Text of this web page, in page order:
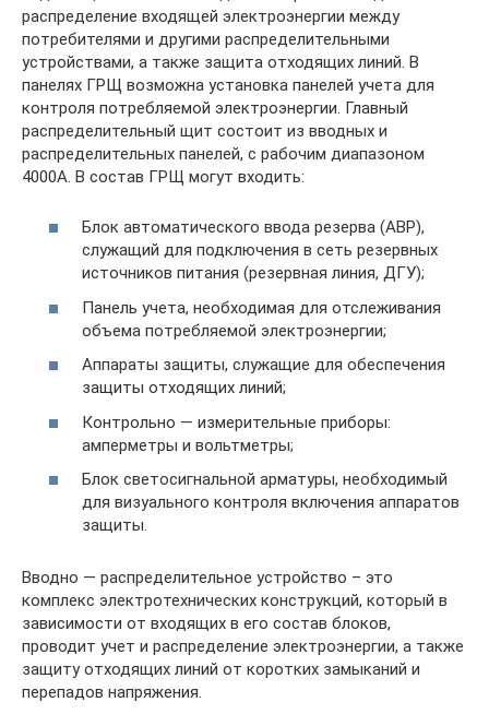
распределение входящей электроэнергии между
потребителями и другими распределительными
устройствами, а также защита отходящих линий. В
панелях ГРЩ возможна установка панелей учета для
контроля потребляемой электроэнергии. Главный
распределительный щит состоит из вводных и
распределительных панелей, с рабочим диапазоном
4000А. В состав ГРЩ могут входить:
Блок автоматического ввода резерва (АВР),
служащий для подключения в сеть резервных
источников питания (резервная линия, ДГУ);
Панель учета, необходимая для отслеживания
объема потребляемой электроэнергии;
Аппараты защиты, служащие для обеспечения
защиты отходящих линий;
Контрольно — измерительные приборы:
амперметры и вольтметры;
Блок светосигнальной арматуры, необходимый
для визуального контроля включения аппаратов
защиты.
Вводно — распределительное устройство – это
комплекс электротехнических конструкций, который в
зависимости от входящих в его состав блоков,
проводит учет и распределение электроэнергии, а также
защиту отходящих линий от коротких замыканий и
перепадов напряжения.